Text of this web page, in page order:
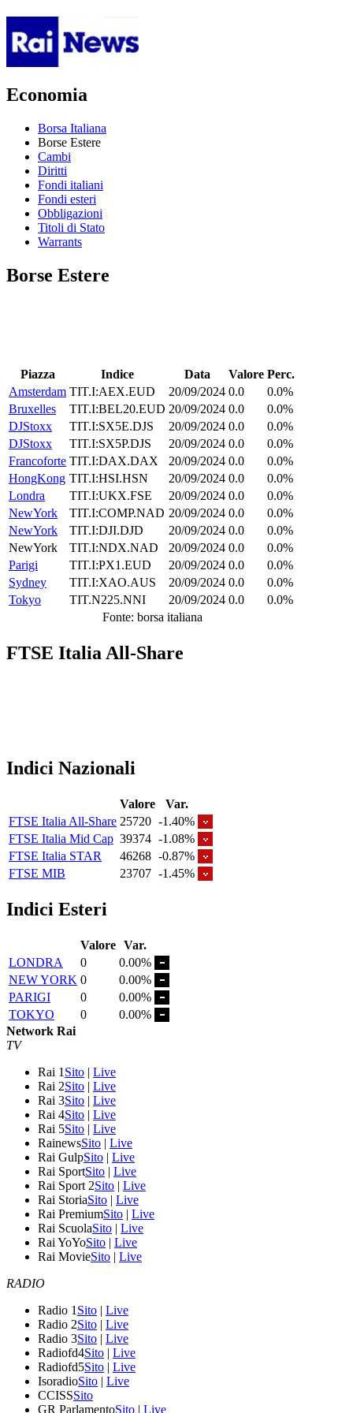
Economia
Borsa Italiana
Borse Estere
Cambi
Diritti
Fondi italiani
Fondi esteri
Obbligazioni
Titoli di Stato
Warrants
Borse Estere
Piazza Indice Data Valore Perc.
Amsterdam TIT.I:AEX.EUD 20/09/2024 0.0
0.0%
Bruxelles
TIT.I:BEL20.EUD 20/09/2024 0.0
0.0%
DJStoxx
TIT.I:SX5E.DJS 20/09/2024 0.0
0.0%
DJStoxx
TIT.I:SX5P.DJS 20/09/2024 0.0
0.0%
Francoforte TIT.I:DAX.DAX 20/09/2024 0.0
0.0%
HongKong TIT.I:HSI.HSN 20/09/2024 0.0
0.0%
Londra
TIT.I:UKX.FSE 20/09/2024 0.0
0.0%
NewYork
TIT.I:COMP.NAD 20/09/2024 0.0
0.0%
NewYork
TIT.I:DJI.DJD 20/09/2024 0.0
0.0%
NewYork
TIT.I:NDX.NAD 20/09/2024 0.0
0.0%
Parigi
TIT.I:PX1.EUD 20/09/2024 0.0
0.0%
Sydney
TIT.I:XAO.AUS 20/09/2024 0.0
0.0%
Tokyo
TIT.N225.NNI 20/09/2024 0.0
0.0%
Fonte: borsa italiana
FTSE Italia All-Share
Indici Nazionali
Valore
Var.
FTSE Italia All-Share 25720 -1.40%
FTSE Italia Mid Cap 39374 -1.08%
FTSE Italia STAR
46268 -0.87%
FTSE MIB
23707 -1.45%
Indici Esteri
Valore Var.
LONDRA
0
0.00%
NEW YORK 0
0.00%
PARIGI
0
0.00%
TOKYO
0
0.00%
Network Rai
TV
Rai 1 Sito | Live
Rai 2Sito | Live
Rai 3Sito | Live
Rai 4Sito | Live
Rai 5Sito | Live
RainewsSito | Live
Rai GulpSito | Live
Rai SportSito | Live
Rai Sport 2Sito | Live
Rai StoriaSito | Live
Rai PremiumSito | Live
Rai ScuolaSito | Live
Rai YoYoSito | Live
Rai MovieSito | Live
RADIO
Radio 1 Sito | Live
Radio 2Sito | Live
Radio 3Sito | Live
Radiofd4Sito | Live
Radiofd5Sito | Live
IsoradioSito | Live
CCISSSito
GR ParlamentoSito | Live